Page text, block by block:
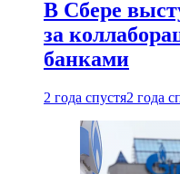
В Сбере
за
банками
2 года спустя2 года